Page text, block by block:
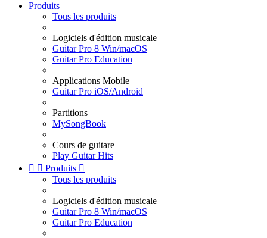
Produits
Tous les produits
Logiciels d'édition musicale
Guitar Pro 8 Win/macOS
Guitar Pro Education
Applications Mobile
Guitar Pro iOS/Android
Partitions
MySongBook
Cours de guitare
Play Guitar Hits
  Produits 
Tous les produits
Logiciels d'édition musicale
Guitar Pro 8 Win/macOS
Guitar Pro Education